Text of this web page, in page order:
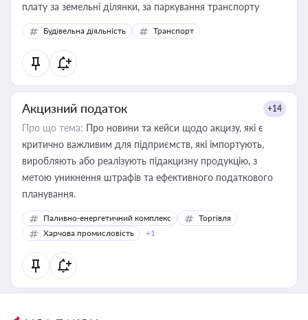
плату за земельні ділянки, за паркування транспорту
Будівельна діяльність Транспорт
Акцизний податок +14
Про що тема: Про новини та кейси щодо акцизу, які є
критично важливим для підприємств, які імпортують,
виробляють або реалізують підакцизну продукцію, з
метою уникнення штрафів та ефективного податкового
планування.
Паливно-енергетичний комплекс
Торгівля
Харчова промисловість
+1